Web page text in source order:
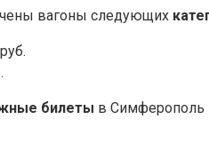
вагоны следующих
билеты в Симферополь